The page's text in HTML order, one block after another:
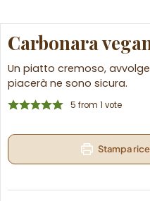
Carbonara
Un piatto cremoso,
piacerà ne sono sicura.
5 from 1 vote
Stampa